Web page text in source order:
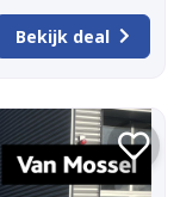
Bekijk deal